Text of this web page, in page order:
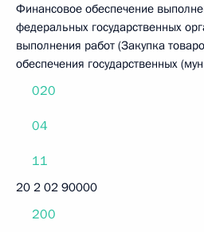
Финансовое обеспечение
федеральных государственных
выполнения работ (Закупка
обеспечения государственных
020
04
11
20 2 02 90000
200